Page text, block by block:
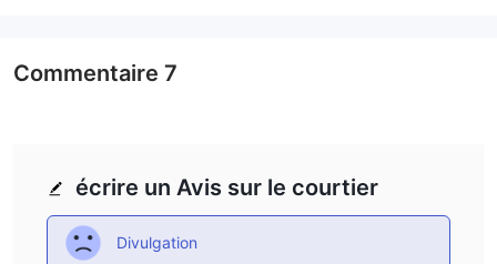
écrire un Avis sur le courtier
Divulgation
Commentaire 7